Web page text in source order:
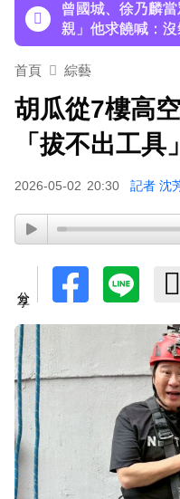
曾國城、徐乃麟
親」他求饒喊：沒
下載東森App，隨
孫淑媚首登JJA音
秀超狂腹肌
首頁 綜藝
胡瓜從7樓高
「拔不出工
2026-05-02 20:30 記者 沈